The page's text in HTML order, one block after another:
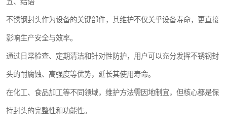
不锈钢封头作为设备的关键部件，其维护不仅关乎设备寿命，更直接
影响生产安全与效率。
通过日常检查、定期清洁和针对性防护，用户可以充分发挥不锈钢封
头的耐腐蚀、高强度等优势，延长其使用寿命。
在化工、食品加工等不同领域，维护方法需因地制宜，但核心都是保
持封头的完整性和功能性。